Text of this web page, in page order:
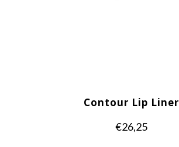
Contour Lip Liner
€26,25